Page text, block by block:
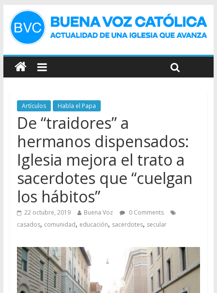
Artículos Habla el Papa
De “traidores” a
hermanos dispensados:
Iglesia mejora el trato a
sacerdotes que “cuelgan
los hábitos”
22 octubre, 2019 Buena Voz
0 Comments
casados, comunidad, educación, sacerdotes, secular